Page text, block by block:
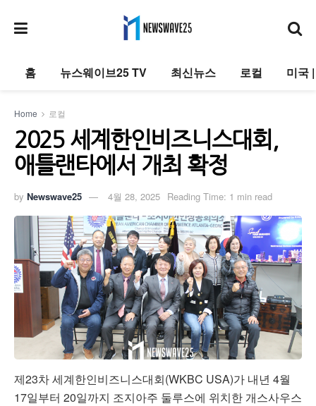
홈 뉴스웨이브25 TV 최신뉴스 로컬 미국
Home 로컬
2025 세계한인비즈니스대회,
애틀랜타에서 개최 확정
by Newswave25 4월 28, 2025 Reading Time: 1 min read
제23차 세계한인비즈니스대회(WKBC USA)가 내년 4월
17일부터 20일까지 조지아주 둘루스에 위치한 개스사우스